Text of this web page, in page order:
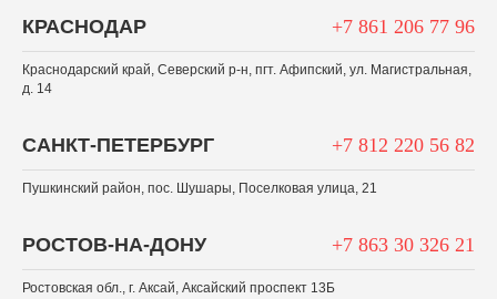
КРАСНОДАР +7 861 206 77 96
Краснодарский край, Северский р-н, пгт. Афипский, ул. Магистральная,
д. 14
САНКТ-ПЕТЕРБУРГ +7 812 220 56 82
Пушкинский район, пос. Шушары, Поселковая улица, 21
РОСТОВ-НА-ДОНУ +7 863 30 326 21
Ростовская обл., г. Аксай, Аксайский проспект 13Б